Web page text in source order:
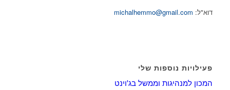
דוא"ל: michalhemmo@gmail.com
פעילויות נוספות שלי
המכון למנהיגות וממשל בג'וינט